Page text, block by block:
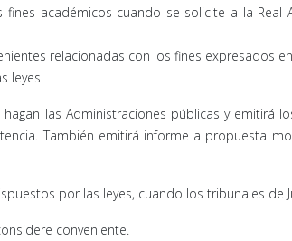
académicos cuando se solicite a la Real
relacionadas con los fines expresados
leyes.
las Administraciones públicas y emitirá
También emitirá informe a propuesta
por las leyes, cuando los tribunales de
conveniente.